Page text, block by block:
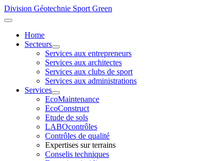
Division Géotechnie Sport Green
Home
Secteurs
Services aux entrepreneurs
Services aux architectes
Services aux clubs de sport
Services aux administrations
Services
EcoMaintenance
EcoConstruct
Etude de sols
LABOcontrôles
Contrôles de qualité
Expertises sur terrains
Conselis techniques